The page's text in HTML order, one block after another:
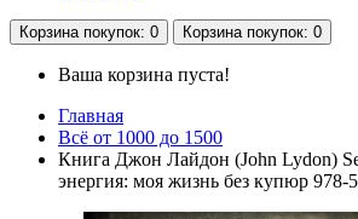
Корзина покупок: 0 Корзина покупок: 0
Ваша корзина пуста!
Главная
Всё от 1000 до 1500
Книга Джон Лайдон (John Lydon)
энергия: моя жизнь без купюр 978-